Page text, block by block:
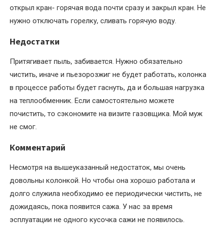
открыл кран- горячая вода почти сразу и закрыл кран. Не
нужно отключать горелку, сливать горячую воду.
Недостатки
Притягивает пыль, забивается. Нужно обязательно
чистить, иначе и пьезорозжиг не будет работать, колонка
в процессе работы будет гаснуть, да и большая нагрузка
на теплообменник. Если самостоятельно можете
почистить, то сэкономите на визите газовщика. Мой муж
не смог.
Комментарий
Несмотря на вышеуказанный недостаток, мы очень
довольны колонкой. Но чтобы она хорошо работала и
долго служила необходимо ее периодически чистить, не
дожидаясь, пока появится сажа. У нас за время
эсплуатации не одного кусочка сажи не появилось.